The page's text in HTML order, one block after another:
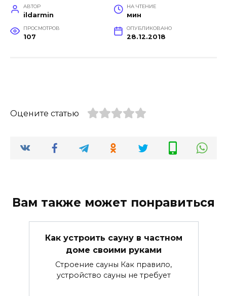
АВТОР
ildarmin
НА ЧТЕНИЕ
мин
ПРОСМОТРОВ
107
ОПУБЛИКОВАНО
28.12.2018
Оцените статью
Вам также может понравиться
Как устроить сауну в частном
доме своими руками
Строение сауны Как правило,
устройство сауны не требует